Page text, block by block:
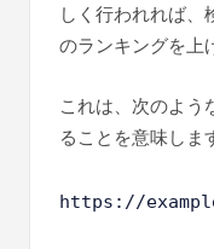
しく行われれば
のランキングを上
これは、次のよう
ることを意味しま
https://